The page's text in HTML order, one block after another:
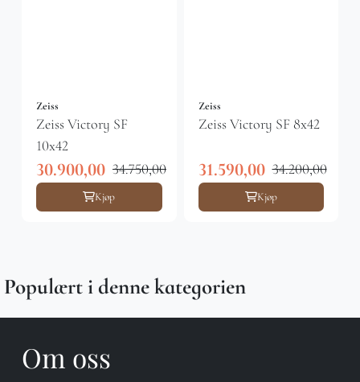
Zeiss
Zeiss Victory SF
10x42
30.900,00 34.750,00
Kjøp
Zeiss
Zeiss Victory SF 8x42
31.590,00 34.200,00
Kjøp
Populært i denne kategorien
Om oss